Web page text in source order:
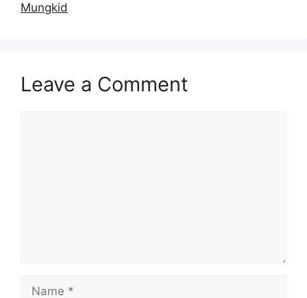
Mungkid
Leave a Comment
Name